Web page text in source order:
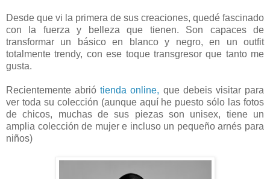
Desde que vi la primera de sus creaciones, quedé fascinado
con la fuerza y belleza que tienen. Son capaces de
transformar un básico en blanco y negro, en un outfit
totalmente trendy, con ese toque transgresor que tanto me
gusta.
Recientemente abriótienda online, que debeis visitar para
ver toda su colección (aunque aquí he puesto sólo las fotos
de chicos, muchas de sus piezas son unisex, tiene un
amplia colección de mujer e incluso un pequeño arnés para
niños)